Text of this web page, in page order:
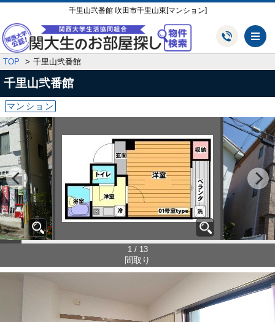
千里山弐番館 吹田市千里山東[マンション]
TOP 千里山弐番館
千里山弐番館
マンション
1 / 13
間取り